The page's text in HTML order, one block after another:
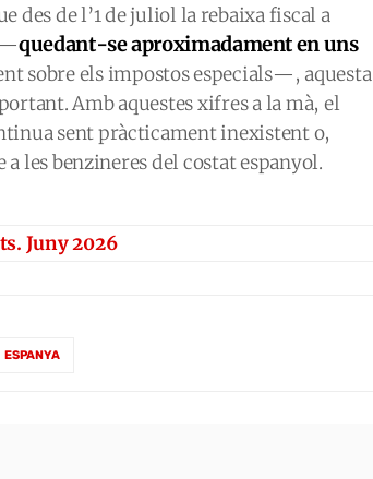
des de l’1 de juliol la rebaixa fiscal a
—quedant-se aproximadament en uns
sobre els impostos especials—, aquesta
Amb aquestes xifres a la mà, el
sent pràcticament inexistent o,
les benzineres del costat espanyol.
Juny 2026
ESPANYA